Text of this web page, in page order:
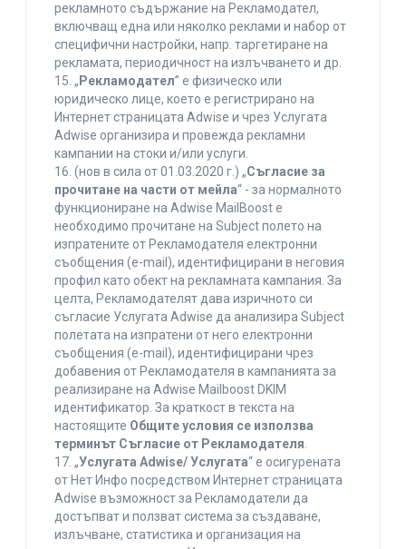
рекламното съдържание на Рекламодател,
включващ една или няколко реклами и набор от
специфични настройки, напр. таргетиране на
рекламата, периодичност на излъчването и др.
15. „ Рекламодател” е физическо или
юридическо лице, което е регистрирано на
Интернет страницата Adwise и чрез Услугата
Adwise организира и провежда рекламни
кампании на стоки и/или услуги.
16. (нов в сила от 01.03.2020 г.) „Съгласие за
прочитане на части от мейла“ - за нормалното
функциониране на Adwise MailBoost е
необходимо прочитане на Subject полето на
изпратените от Рекламодателя електронни
съобщения (e-mail), идентифицирани в неговия
профил като обект на рекламната кампания. За
целта, Рекламодателят дава изричното си
съгласие Услугата Adwise да анализира Subject
полетата на изпратени от него електронни
съобщения (e-mail), идентифицирани чрез
добавения от Рекламодателя в кампанията за
реализиране на Adwise Mailboost DKIM
идентификатор. За краткост в текста на
настоящите Общите условия се използва
терминът Съгласие от Рекламодателя.
17. „Услугата Adwise/ Услугата“ е осигурената
от Нет Инфо посредством Интернет страницата
Adwise възможност за Рекламодатели да
достъпват и ползват система за създаване,
излъчване, статистика и организация на